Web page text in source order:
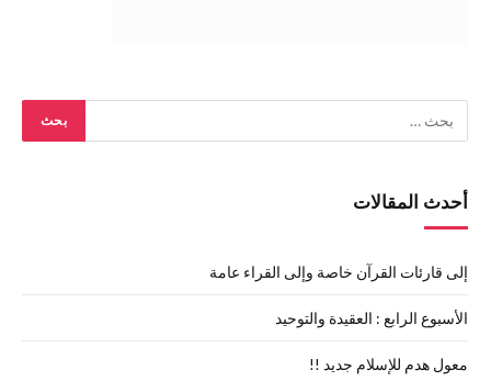
أحدث المقالات
إلى قارئات القرآن خاصة وإلى القراء عامة
الأسبوع الرابع : العقيدة والتوحيد
معول هدم للإسلام جديد !!